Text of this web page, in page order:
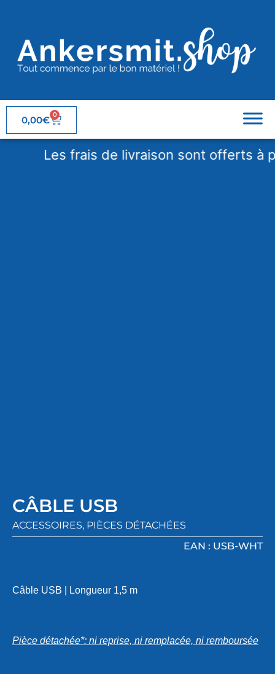
0,00€ 0
Les frais de livraison sont offerts à
CÂBLE USB
ACCESSOIRES, PIÈCES DÉTACHÉES
EAN : USB-WHT
Câble USB | Longueur 1,5 m
Pièce détachée*: ni reprise, ni remplacée, ni remboursée